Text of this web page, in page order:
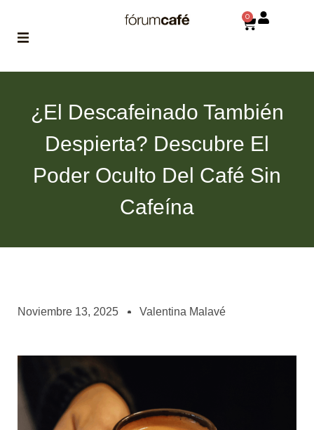
de fórum
de fórum
asociados
BOLSA DE TRABAJO
0
¿El Descafeinado También
Despierta? Descubre El
Poder Oculto Del Café Sin
Cafeína
Noviembre 13, 2025 Valentina Malavé